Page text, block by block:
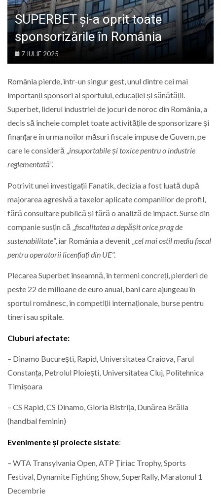
SUPERBET și-a oprit toate
sponsorizările în România
7 IULIE 2025
România pierde, într-un singur gest, unul dintre cei mai
importanți sponsori ai sportului, educației și sănătății.
Superbet, liderul industriei de jocuri de noroc din România, a
decis să încheie complet toate activitățile de sponsorizare și
finanțare în urma noilor măsuri fiscale impuse de Guvern, pe
care le consideră „insuportabile și toxice pentru o industrie
reglementată”.
Potrivit unei investigații Fanatik, decizia a fost luată după
majorarea agresivă a taxelor aplicate companiilor de profil,
fără consultare publică și fără o analiză de impact. Surse din
companie susțin că „fiscalitatea a depășit orice prag de
sustenabilitate”, iar România a devenit „cel mai ostil mediu fiscal
pentru operatorii licențiați din UE”.
Plecarea Superbet înseamnă, în termeni concreți, pierderi de
peste 22 de milioane de euro anual, bani care ajungeau în
sportul românesc, în competiții internaționale, burse pentru
tineri sau spitale.
Cluburi afectate:
– Dinamo București, Rapid, Universitatea Craiova, Farul
Constanța, Petrolul Ploiești, Universitatea Cluj, Politehnica
Timișoara
– CS Rapid, CS Dinamo, Gloria Bistrița, Dunărea Brăila
(handbal feminin)
Evenimente și proiecte sistate:
– WTA Transylvania Open, ATP Țiriac Trophy, Sports
Festival, Dynamite Fighting Show, SuperRally, Maratonul 1
Decembrie